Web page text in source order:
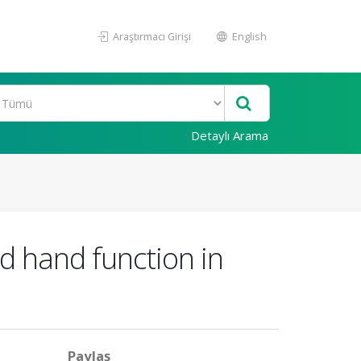
Araştırmacı Girişi English
Detaylı Arama
hand function in
Paylaş